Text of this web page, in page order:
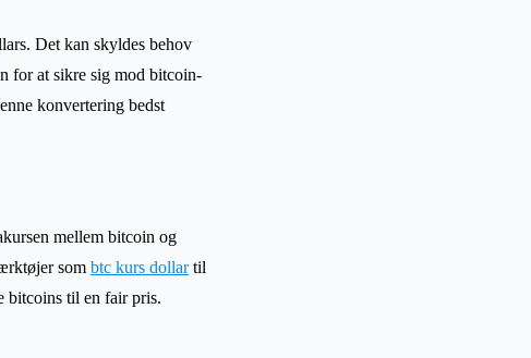
Det kan skyldes behov
for at sikre sig mod bitcoin-
konvertering bedst
mellem bitcoin og
som btc kurs dollartil
bitcoins til en fair pris.